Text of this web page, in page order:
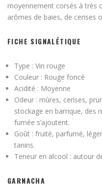
moyennement corsés à très
arômes de baies, de cerises
FICHE SIGNALÉTIQUE
Type : Vin rouge
Couleur : Rouge foncé
Acidité : Moyenne
Odeur : mûres, cerises,
stockage en barrique, des
fumée s’ajoutent.
Goût : fruité, parfumé,
tanins.
Teneur en alcool : autour
GARNACHA